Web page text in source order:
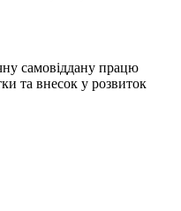
самовіддану працю
та внесок у розвиток